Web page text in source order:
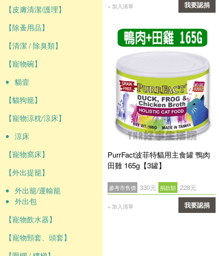
【皮膚清潔/護理】
【除蚤用品】
【清潔 / 除臭類】
【寵物碗】
貓壹
【貓狗籠】
【寵物涼枕/涼床】
涼床
【寵物窩床】
【外出提籠】
外出籠/運輸籠
外出包
【寵物飲水器】
【寵物頸套、頭套】
+ 加入清單 我要認捐
PurrFact波菲特貓用主食罐 鴨肉
田雞 165g【3罐】
參考市售價 330元 捐款額 228元
+ 加入清單 我要認捐